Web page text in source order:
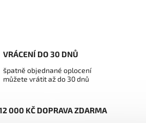
VRÁCENÍ DO 30 DNŮ
špatně objednané oplocení
můžete vrátit až do 30 dnů
000 KČ DOPRAVA ZDARMA